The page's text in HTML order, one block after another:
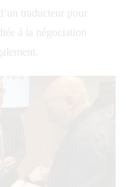
traducteur pour
à la négociation